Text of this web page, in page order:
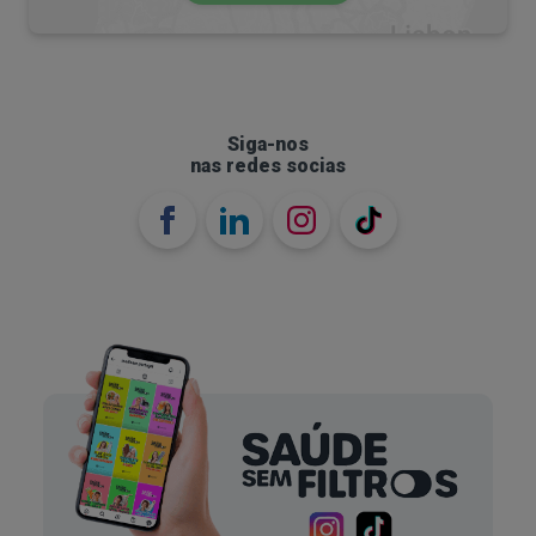
Dores de cabeça;
Batimento cardíaco acelerado;
Relativamente aos sintomas emocionais, os
principais são:
Preocupação excessiva sobre possíveis
problemas na escola;
Ataques de pânico
ou sensação intensa de medo
Siga-nos
nas redes socias